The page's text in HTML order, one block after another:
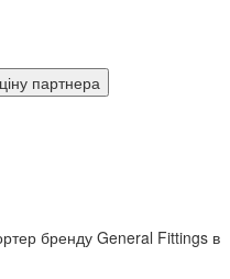
партнера
бренду General Fittings в